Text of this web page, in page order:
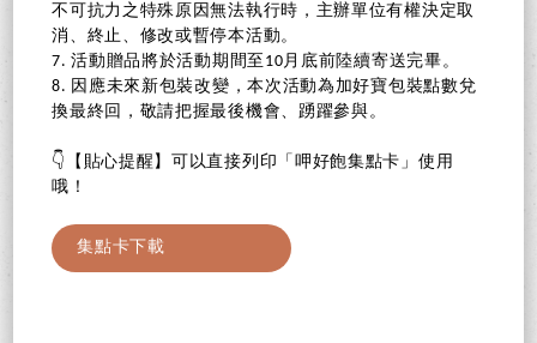
不可抗力之特殊原因無法執行時，主辦單位有權決定取
消、終止、修改或暫停本活動。
7. 活動贈品將於活動期間至10月底前陸續寄送完畢。
8. 因應未來新包裝改變，本次活動為加好寶包裝點數兌
換最終回，敬請把握最後機會、踴躍參與。
👇【貼心提醒】可以直接列印「呷好飽集點卡」使用
哦！
集點卡下載